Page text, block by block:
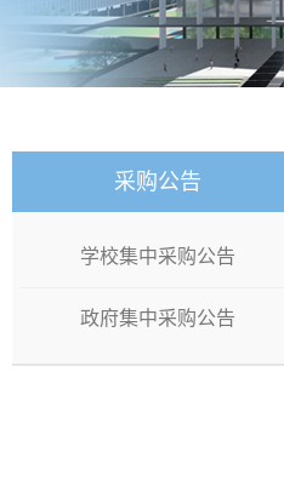
采购公告
学校集中采购公告
政府集中采购公告